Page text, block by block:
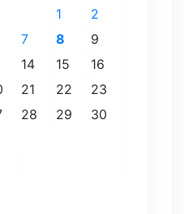
1
2
7 8
9
14 15
16
21 22
23
28 29
30